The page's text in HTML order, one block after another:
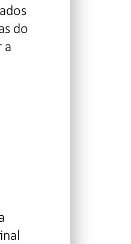
do
a